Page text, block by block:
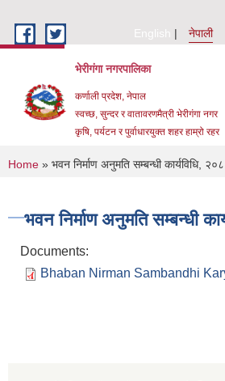
English
नेपाली
भेरीगंगा नगरपालिका
कर्णाली प्रदेश, नेपाल
स्वच्छ, सुन्दर र वातावरणमैत्री भेरीगंगा नगर
कृषि, पर्यटन र पुर्वाधारयुक्त शहर हाम्रो रहर
You are here
Home » भवन निर्माण अनुमति सम्बन्धी कार्यविधि,
भवन निर्माण अनुमति सम्बन्धी
Documents:
Bhaban Nirman Sambandhi